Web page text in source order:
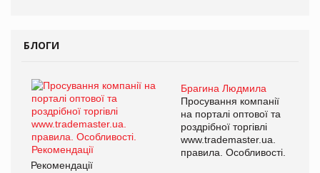
БЛОГИ
Брагина Людмила
Просування компанії
на порталі оптової та
роздрібної торгівлі
www.trademaster.ua.
правила. Особливості.
Рекомендації